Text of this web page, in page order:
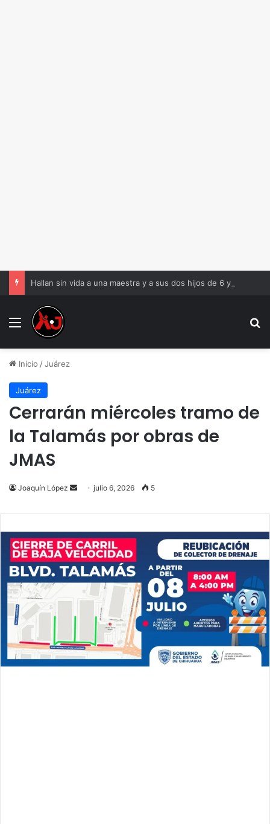
Menu
Inicio /Juárez
Juárez
Cerrarán miércoles tramo de
la Talamás por obras de
JMAS
Joaquín López
Send
email
julio 6, 2026 5